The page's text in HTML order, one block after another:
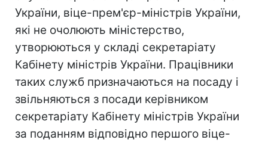
України, віце-прем'єр-міністрів України,
які не очолюють міністерство,
утворюються у складі секретаріату
Кабінету міністрів України. Працівники
таких служб призначаються на посаду і
звільняються з посади керівником
секретаріату Кабінету міністрів України
за поданням відповідно першого віце-